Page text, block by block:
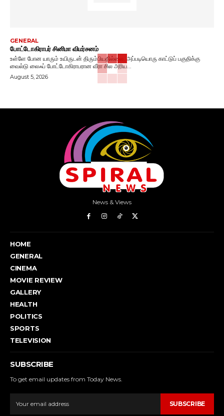
GENERAL
போட்டோகிராபர் சினிமா விமர்சனம்
உள்ளே போன யாரும் உயிருடன் திரும்பியதில்லை. அப்படியொரு காட்டுப் பகுதிக்கு
வைல்டு லைஃப் போட்டோகிராபரான வீரா சில அரிய...
August 5, 2026
News & Views
HOME
GENERAL
CINEMA
MOVIE REVIEW
GALLERY
HEALTH
POLITICS
SPORTS
TELEVISION
SUBSCRIBE
To get email updates from Today News.
SUBSCRIBE